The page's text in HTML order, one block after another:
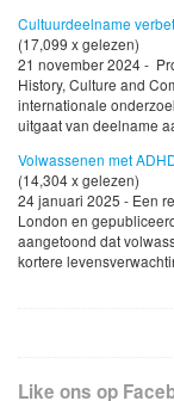
Cultuurdeelname
(17,099 x gelezen)
21 november 2024 -
History, Culture and
internationale
uitgaat van deelname
Volwassenen met
(14,304 x gelezen)
24 januari 2025 - Een
London en
aangetoond dat
kortere
Like ons op